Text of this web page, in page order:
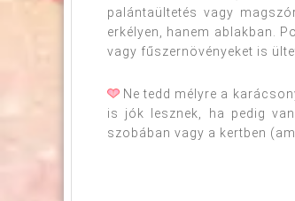
palántaültetés vagy
erkélyen, hanem ablakban.
vagy fűszernövényeket is
Ne tedd mélyre a
is jók lesznek, ha pedig
szobában vagy a kertben